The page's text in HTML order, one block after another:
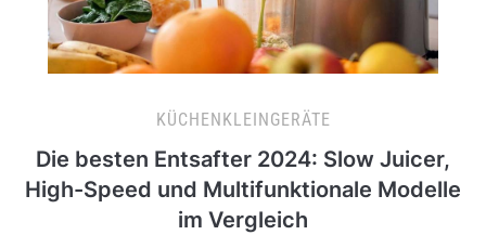
KÜCHENKLEINGERÄTE
Die besten Entsafter 2024: Slow Juicer,
High-Speed und Multifunktionale Modelle
im Vergleich